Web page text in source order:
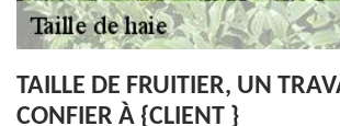
TAILLE DE FRUITIER, UN
CONFIER À {CLIENT }